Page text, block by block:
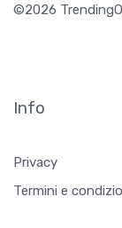
©2026
Info
Privacy
Termini e